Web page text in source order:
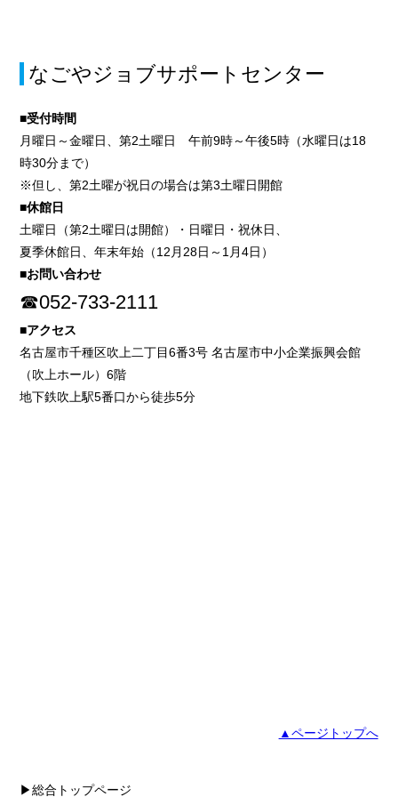
なごやジョブサポートセンター
■受付時間
月曜日～金曜日、第2土曜日 午前9時～午後5時（水曜日は18
時30分まで）
※但し、第2土曜が祝日の場合は第3土曜日開館
■休館日
土曜日（第2土曜日は開館）・日曜日・祝休日、
夏季休館日、年末年始（12月28日～1月4日）
■お問い合わせ
☎052-733-2111
■アクセス
名古屋市千種区吹上二丁目6番3号 名古屋市中小企業振興会館
（吹上ホール）6階
地下鉄吹上駅5番口から徒歩5分
▲ページトップへ
▶総合トップページ